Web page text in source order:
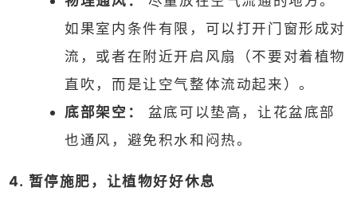
如果室内条件有限，可以打开门窗形成对
流，或者在附近开启风扇（不要对着植物
直吹，而是让空气整体流动起来）。
底部架空：
盆底可以垫高，让花盆底部
也通风，避免积水和闷热。
4. 暂停施肥，让植物好好休息